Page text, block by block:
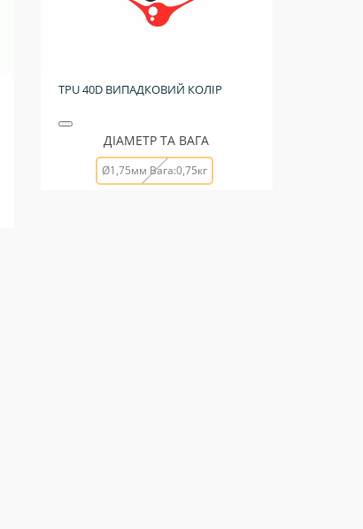
TPU 40D ВИПАДКОВИЙ КОЛІР
ДІАМЕТР ТА ВАГА
Ø1,75мм Вага:0,75кг